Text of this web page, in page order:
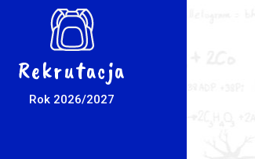
Rekrutacja
Rok 2026/2027